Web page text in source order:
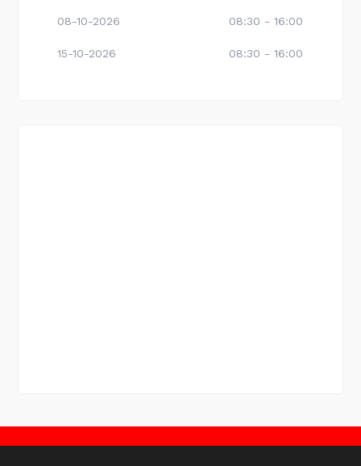
08-10-2026 08:30 - 16:00
15-10-2026 08:30 - 16:00